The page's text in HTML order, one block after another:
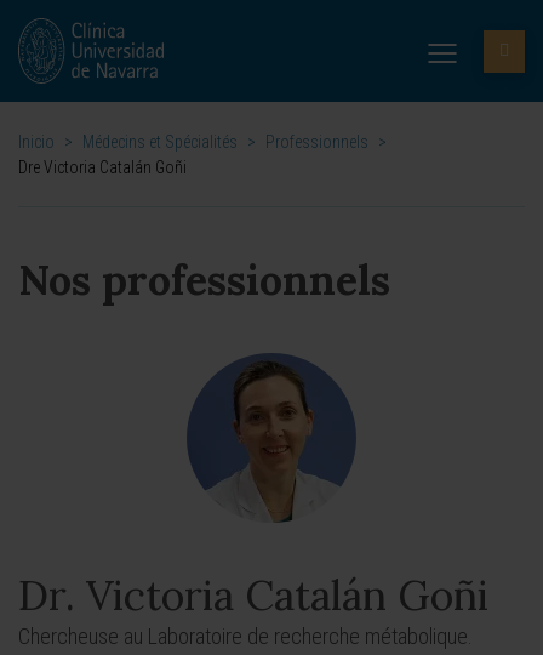
Inicio > Médecins et Spécialités > Professionnels
>
Dre Victoria Catalán Goñi
Nos professionnels
Dr. Victoria Catalán Goñi
Chercheuse au Laboratoire de recherche métabolique.